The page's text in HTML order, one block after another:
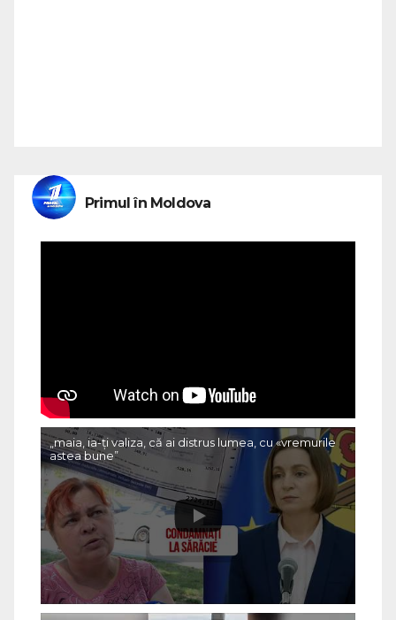
Primul în Moldova
„maia, ia-ți valiza, că ai distrus lumea, cu «vremurile
astea bune”